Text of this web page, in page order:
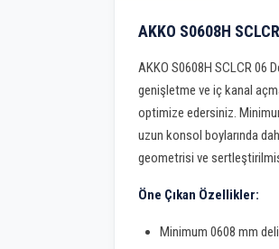
AKKO S0608H
AKKO S0608H SCLCR 06
genişletme ve iç kanal
optimize edersiniz.
uzun konsol boylarında
geometrisi ve
Öne Çıkan Özellikler:
Minimum 0608 mm